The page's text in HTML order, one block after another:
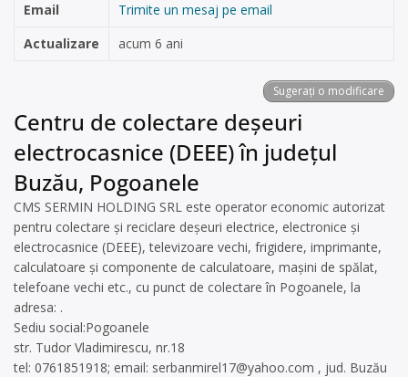
Email
Trimite un mesaj pe email
Actualizare
acum 6 ani
Sugerați o modificare
Centru de colectare deșeuri
electrocasnice (DEEE) în județul
Buzău, Pogoanele
CMS SERMIN HOLDING SRL este operator economic autorizat
pentru colectare și reciclare deșeuri electrice, electronice și
electrocasnice (DEEE), televizoare vechi, frigidere, imprimante,
calculatoare și componente de calculatoare, mașini de spălat,
telefoane vechi etc., cu punct de colectare în Pogoanele, la
adresa: .
Sediu social:Pogoanele
str. Tudor Vladimirescu, nr.18
tel: 0761851918; email: serbanmirel17@yahoo.com , jud. Buzău